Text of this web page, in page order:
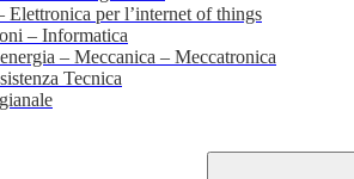
Elettronica per l’internet of things
– Informatica
– Meccanica – Meccatronica
Tecnica